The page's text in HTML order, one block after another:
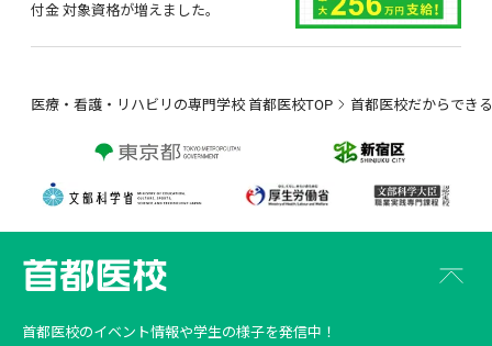
付金 対象資格が増えました。
医療・看護・リハビリの専門学校 首都医校TOP 首都医校だからでき
首都医校のイベント情報や学生の様子を発信中！